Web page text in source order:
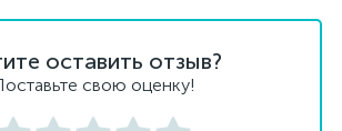
оставить отзыв?
свою оценку!